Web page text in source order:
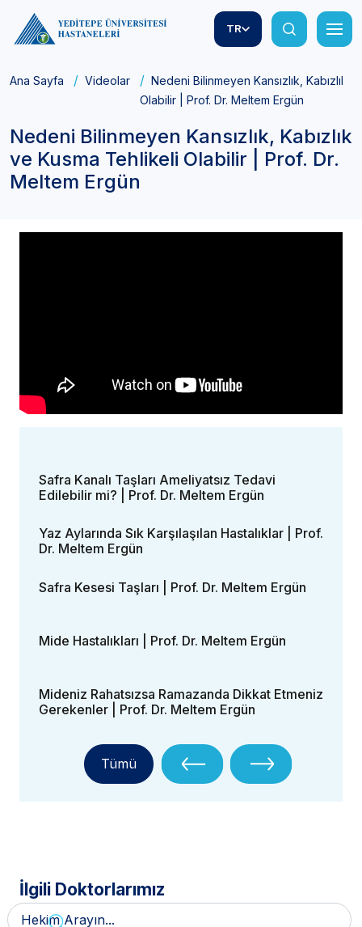
TR
Ana Sayfa Videolar
Nedeni Bilinmeyen Kansızlık, Kabızlık
Olabilir | Prof. Dr. Meltem Ergün
Nedeni Bilinmeyen Kansızlık, Kabızlık
ve Kusma Tehlikeli Olabilir | Prof. Dr.
Meltem Ergün
Safra Kanalı Taşları Ameliyatsız Tedavi
Edilebilir mi? | Prof. Dr. Meltem Ergün
Yaz Aylarında Sık Karşılaşılan Hastalıklar | Prof.
Dr. Meltem Ergün
Safra Kesesi Taşları | Prof. Dr. Meltem Ergün
Mide Hastalıkları | Prof. Dr. Meltem Ergün
Mideniz Rahatsızsa Ramazanda Dikkat Etmeniz
Gerekenler | Prof. Dr. Meltem Ergün
Tümü
İlgili Doktorlarımız